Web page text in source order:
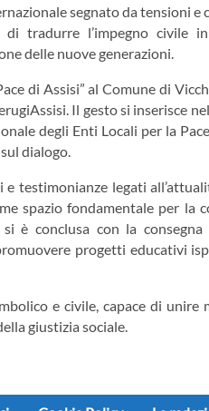
segnato da tensioni
tradurre l’impegno civile
delle nuove generazioni.
di Assisi” al Comune di
Il gesto si inserisce
degli Enti Locali per la
dialogo.
testimonianze legati
spazio fondamentale per la
è conclusa con la
progetti educativi
e civile, capace di unire
giustizia sociale.